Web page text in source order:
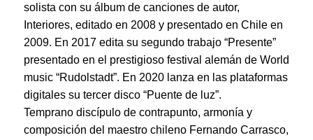
solista con su álbum de canciones de autor,
Interiores, editado en 2008 y presentado en Chile en
2009. En 2017 edita su segundo trabajo “Presente”
presentado en el prestigioso festival alemán de World
music “Rudolstadt”. En 2020 lanza en las plataformas
digitales su tercer disco “Puente de luz”.
Temprano discípulo de contrapunto, armonía y
composición del maestro chileno Fernando Carrasco,